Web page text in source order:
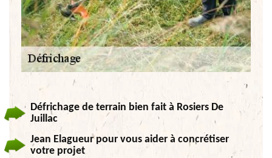
Défrichage de terrain bien fait à Rosiers De
Juillac
Jean Elagueur pour vous aider à concrétiser
votre projet